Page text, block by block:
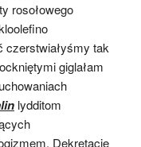
rosołowego
czerstwiałyśmy tak
giglałam
lydditom
Dekretację